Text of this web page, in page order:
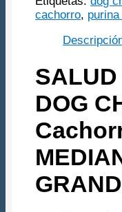
Mediana
21
cachorro,
DOG